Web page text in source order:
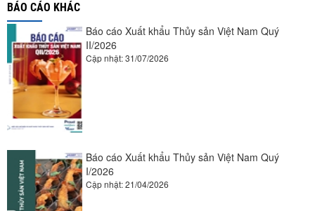
BÁO CÁO KHÁC
Báo cáo Xuất khẩu Thủy sản Việt Nam Quý
II/2026
Cập nhật: 31/07/2026
Báo cáo Xuất khẩu Thủy sản Việt Nam Quý
I/2026
Cập nhật: 21/04/2026